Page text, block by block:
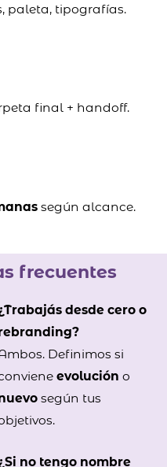
paleta, tipografías.
final + handoff.
según alcance.
frecuentes
desde cero o
Definimos si
evolución o
según tus
no tengo nombre